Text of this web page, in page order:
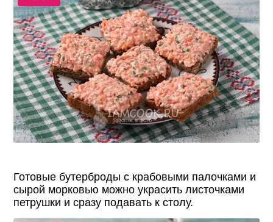
Готовые бутерброды с крабовыми палочками и
сырой морковью можно украсить листочками
петрушки и сразу подавать к столу.